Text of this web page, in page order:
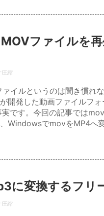
ファイルを
圧縮
イルというのは聞き慣れ
開発した動画ファイルフ
です。今回の記事では
WindowsでmovをMP4へ
に変換するフリ
圧縮